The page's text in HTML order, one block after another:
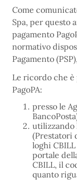
Come
Spa, per questo
pagamento
normativo
Pagamento
Le ricordo che
PagoPA:
presso le
utilizzando
(Prestatori
loghi
portale
CBILL, il
quanto